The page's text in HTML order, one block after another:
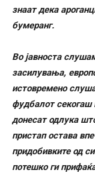
знаат дека
бумеранг.
Во јавноста
засилувања,
истовремено
фудбалот секогаш
донесат одлука
пристап остава
придобивките од
потешко ги